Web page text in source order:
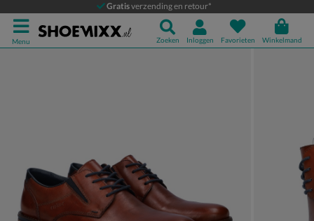
Gratisverzending en retour*
Menu Zoeken Inloggen Favorieten Winkelmand
Lage nette schoenen